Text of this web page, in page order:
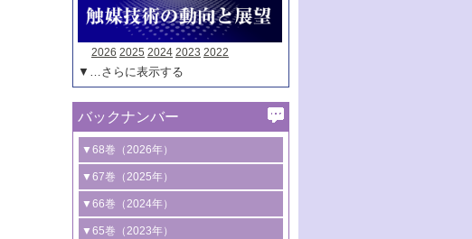
2026 2025 2024 2023 2022
▼…さらに表示する
バックナンバー
▼68巻（2026年）
1号 過酸化水素合成に関する研究動向
2号 コンピューター技術により加速する
触媒開発
▼67巻（2025年）
1号 CO
水素化によるグリーン燃料/グリ
ーンケミカル製造
▼66巻（2024年）
1号 低次元ナノ構造を有する触媒材料
▼65巻（2023年）